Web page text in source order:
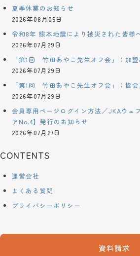
夏季休業のお知らせ
2026年08月05日
令和8年 熊本地震により被災された皆様
2026年07月29日
「第1回 竹田あやこ先生オフ会」：加
2026年07月29日
「第1回 竹田あやこ先生オフ会」：協会
2026年07月29日
会員専用ページログイン方法／JKAウェ
アNo.4】発行のお知らせ
2026年07月27日
CONTENTS
運営会社
よくある質問
プライバシーポリシー
資料請求
©2024 kurashi-